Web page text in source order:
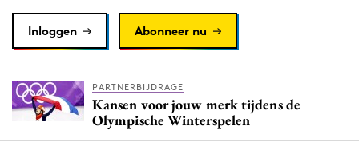
Inloggen Abonneer nu
PARTNERBIJDRAGE
Kansen voor jouw merk tijdens de
Olympische Winterspelen